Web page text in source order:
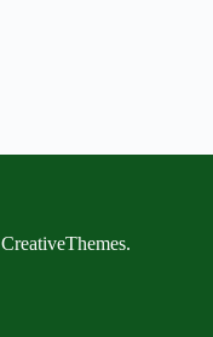
CreativeThemes.